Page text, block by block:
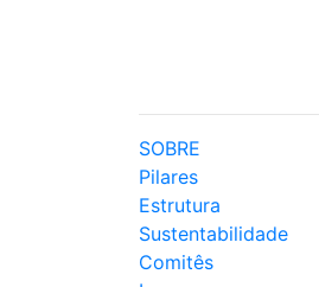
SOBRE
Pilares
Estrutura
Sustentabilidade
Comitês